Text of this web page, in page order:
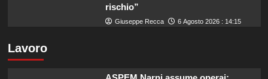
rischio”
Giuseppe Recca 6 Agosto 2026 : 14:15
Lavoro